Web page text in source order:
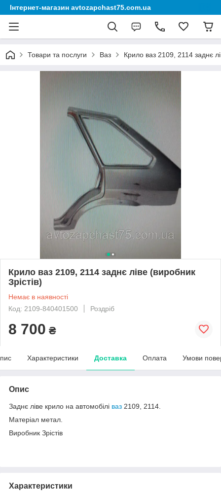
Інтернет-магазин avtozapchast75.com.ua
Товари та послуги Ваз Крило ваз 2109, 2114 заднє
Крило ваз 2109, 2114 заднє ліве (виробник
Зрістів)
Немає в наявності
Код: 2109-840401500
Роздріб
8 700 ₴
Характеристики Доставка Оплата Умови
Опис
Заднє ліве крило на автомобілі ваз 2109, 2114.
Матеріал метал.
Виробник Зрістів
Характеристики